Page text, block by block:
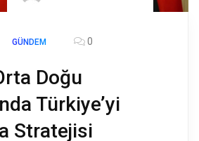
GÜNDEM 0
Doğu
Türkiye’yi
Stratejisi